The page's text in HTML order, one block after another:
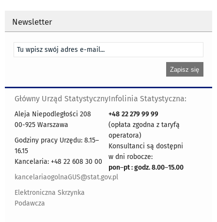
Newsletter
Główny Urząd Statystyczny
Aleja Niepodległości 208
00-925 Warszawa
Godziny pracy Urzędu: 8.15–
16.15
Kancelaria: +48 22 608 30 00
kancelariaogolnaGUS@stat.gov.pl
Elektroniczna Skrzynka
Podawcza
Infolinia Statystyczna:
+48 22 279 99 99
(opłata zgodna z taryfą
operatora)
Konsultanci są dostępni
w dni robocze:
pon–pt : godz. 8.00–15.00